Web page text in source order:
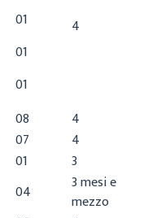
01
01
01
4
08
4
07
4
01
3
04
3 mesi e
mezzo